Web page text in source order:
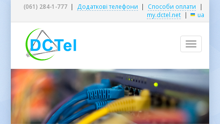
(061) 284-1-777 | Додаткові телефони | Способи оплати
|
my.dctel.net
| ua
Toggle